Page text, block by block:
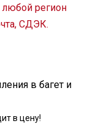
любой регион
СДЭК.
в багет и
в цену!